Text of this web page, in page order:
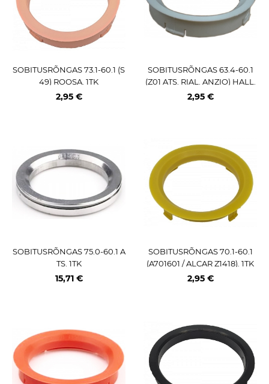
SOBITUSRÕNGAS 73.1-60.1 (S
49) ROOSA. 1TK
2,95 €
SOBITUSRÕNGAS 63.4-60.1
(Z01 ATS. RIAL. ANZIO) HALL.
1TK
2,95 €
SOBITUSRÕNGAS 75.0-60.1 A
TS. 1TK
15,71 €
SOBITUSRÕNGAS 70.1-60.1
(A701601 / ALCAR Z1418). 1TK
2,95 €